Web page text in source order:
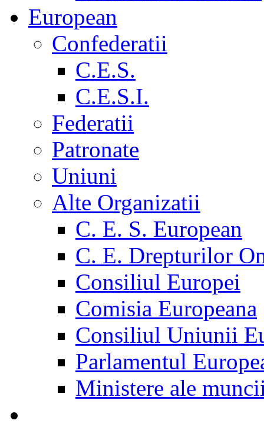
European
Confederatii
C.E.S.
C.E.S.I.
Federatii
Patronate
Uniuni
Alte Organizatii
C. E. S. European
C. E. Drepturilor
Consiliul Europei
Comisia Europeana
Consiliul Uniunii
Parlamentul
Ministere ale